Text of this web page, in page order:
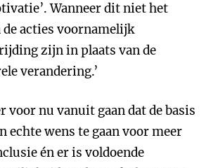
Wanneer dit niet het
de acties voornamelijk
zijn in plaats van de
verandering.’
voor nu vanuit gaan dat de basis
echte wens te gaan voor meer
én er is voldoende